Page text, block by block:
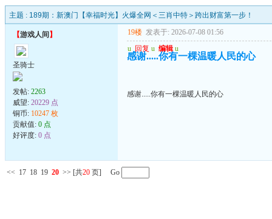
主题 : 189期：新澳门【幸福时光】火爆全网＜三肖中特＞跨出财富第一步！
【游戏人间 】
圣骑士
发帖: 2263
威望: 20229 点
铜币: 10247 枚
贡献值: 0 点
好评度: 0 点
19楼 发表于: 2026-07-08 01:56
u 回复 u 编辑 u
感谢.....你有一棵温暖人民的心
感谢.....你有一棵温暖人民的心
<< 17 18 19 20 >> [共20 页] Go